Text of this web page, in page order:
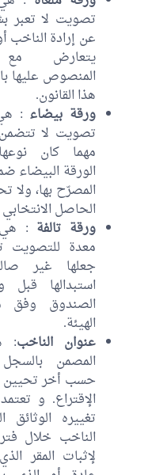
تصويت لا تعبر
عن إرادة الناخب
يتعارض مع
هذا القانون.
ورقة بيضاء :
تصويت لا
مهما كان
الورقة البيضاء
المصرّح بها،
الحاصل الانتخابي
ورقة تالفة :
معدة للتصويت
جعلها غير
استبدالها
الصندوق وفق
الهيئة.
عنوان الناخب:
المصمن بالسجل
حسب أخر تحيين
الإقتراع. و
تغييره الوثائق
الناخب خلال
لإثبات المقر